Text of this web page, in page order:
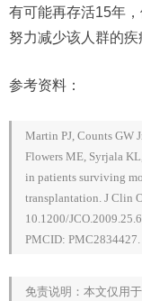
有可能再存活15年
努力减少该人群的疾
参考资料：
Martin PJ, Counts GW
Flowers ME, Syrjala
in patients surviving
transplantation. J Clin
10.1200/
PMCID: PMC2834427.
免责说明：本文仅用